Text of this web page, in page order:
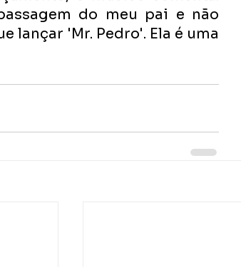
do meu pai e não
lançar 'Mr. Pedro'. Ela é uma